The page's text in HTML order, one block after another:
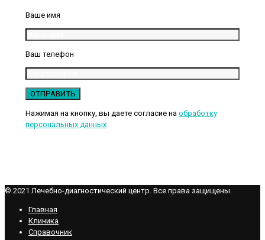
Ваше имя
Ваш телефон
Нажимая на кнопку, вы даете согласие на обработку
персональных данных
© 2021 Лечебно-диагностический центр. Все права защищены.
Главная
Клиника
Справочник